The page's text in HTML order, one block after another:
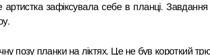
артистка зафіксувала себе в планці.
позу планки на ліктях. Це не був короткий